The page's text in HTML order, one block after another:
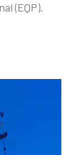
(EQP).